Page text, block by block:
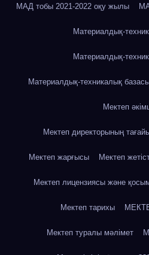
МАД тобы 2021-2022 оқу жылы
Материалдық-
Материалдық-
Материалдық-техникалық
Мектеп
Мектеп директорының
Мектеп жарғысы Мектеп
Мектеп лицензиясы және
Мектеп тарихы
Мектеп туралы мәлімет